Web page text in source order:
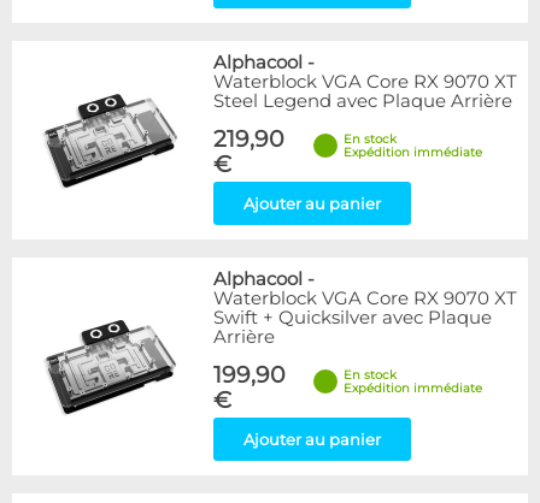
Alphacool -
Waterblock VGA Core RX 9070 XT
Steel Legend avec Plaque Arrière
219,90
€
En stock
Expédition immédiate
Ajouter au panier
Alphacool -
Waterblock VGA Core RX 9070 XT
Swift + Quicksilver avec Plaque
Arrière
199,90
€
En stock
Expédition immédiate
Ajouter au panier